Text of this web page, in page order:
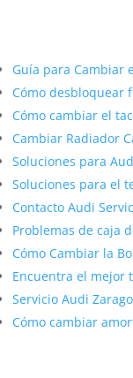
Guía para Cambiar
Cómo desbloquear
Cómo cambiar el
Cambiar Radiador
Soluciones para
Soluciones para el
Contacto Audi
Problemas de caja
Cómo Cambiar la
Encuentra el mejor
Servicio Audi
Cómo cambiar